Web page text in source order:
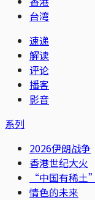
台湾
速递
解读
评论
播客
影音
系列
2026伊朗战争
香港世纪大火
“中国有稀土”
情色的未来